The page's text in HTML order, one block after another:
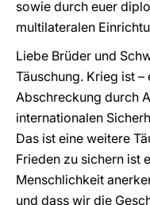
sowie durch euer
multilateralen
Liebe Brüder und
Täuschung. Krieg ist
Abschreckung durch
internationalen
Das ist eine weitere
Frieden zu sichern ist
Menschlichkeit
und dass wir die